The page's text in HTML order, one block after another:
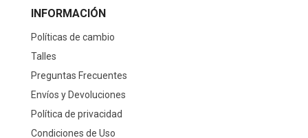
INFORMACIÓN
Políticas de cambio
Talles
Preguntas Frecuentes
Envíos y Devoluciones
Política de privacidad
Condiciones de Uso